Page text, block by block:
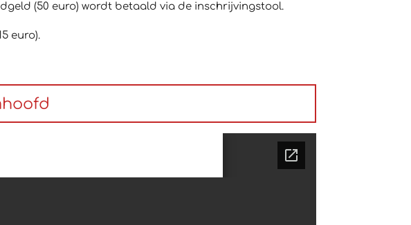
(50 euro) wordt betaald via de inschrijvingstool.
euro).